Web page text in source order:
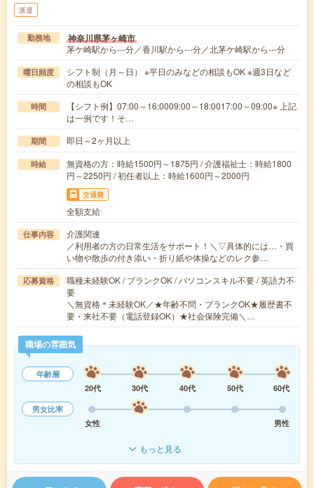
派遣
勤務地 神奈川県茅ヶ崎市
茅ケ崎駅から---分／香川駅から---分／北茅ケ崎駅から---分
曜日頻度
シフト制（月～日） ※平日のみなどの相談もOK ※週3日など
の相談もOK
時間
【シフト例】07:00～16:0009:00～18:0017:00～09:00※ 上記
は一例です！そ…
期間 即日～2ヶ月以上
時給
無資格の方：時給1500円～1875円 / 介護福祉士：時給1800
円～2250円 / 初任者以上：時給1600円～2000円
交通費
全額支給
仕事内容
介護関連
／利用者の方の日常生活をサポート！＼▽具体的には…・買
い物や散歩の付き添い・折り紙や体操などのレク参…
応募資格
職種未経験OK / ブランクOK / パソコンスキル不要 / 英語力不
要
＼無資格＊未経験OK／★年齢不問・ブランクOK★履歴書不
要・来社不要（電話登録OK）★社会保険完備＼…
職場の雰囲気
年齢層
20代
30代 40代 50代
60代
男女比率
女性
男性
もっと見る